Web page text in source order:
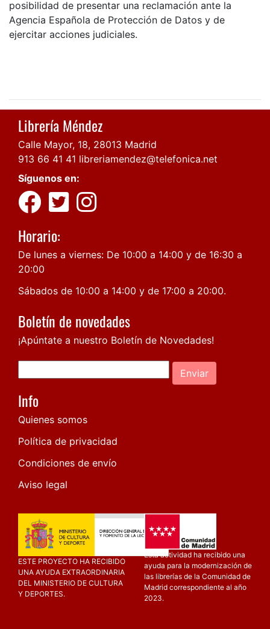
posibilidad de presentar una reclamación ante la
Agencia Española de Protección de Datos y de
ejercitar acciones judiciales.
Librería Méndez
Calle Mayor, 18, 28013 Madrid
913 66 41 41 libreriamendez@telefonica.net
Síguenos en:
Horario:
De lunes a viernes: De 10:00 a 14:00 y de 16:30 a
20:00
Sábados de 10:00 a 14:00 y de 17:00 a 20:00.
Boletín de novedades
¡Apúntate a nuestro Boletín de Novedades!
Enviar
Info
Quienes somos
Política de privacidad
Condiciones de envío
Aviso legal
ESTE PROYECTO HA RECIBIDO
UNA AYUDA EXTRAORDINARIA
DEL MINISTERIO DE CULTURA
Y DEPORTES.
Esta actividad ha recibido una
ayuda para la modernización de
las librerías de la Comunidad de
Madrid correspondiente al año
2023.